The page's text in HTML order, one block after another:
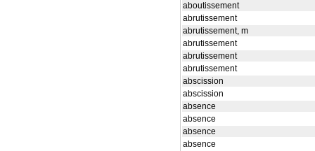
aboutissement
abrutissement
abrutissement, m
abrutissement
abrutissement
abrutissement
abscission
abscission
absence
absence
absence
absence